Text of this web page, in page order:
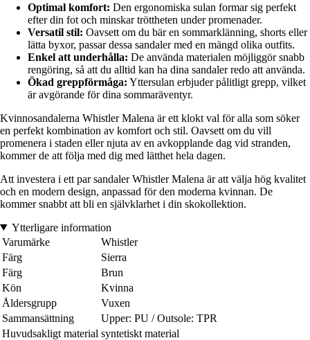
Optimal komfort: Den ergonomiska sulan formar sig perfekt
efter din fot och minskar tröttheten under promenader.
Versatil stil: Oavsett om du bär en sommarklänning, shorts eller
lätta byxor, passar dessa sandaler med en mängd olika outfits.
Enkel att underhålla: De använda materialen möjliggör snabb
rengöring, så att du alltid kan ha dina sandaler redo att använda.
Ökad greppförmåga: Yttersulan erbjuder pålitligt grepp, vilket
är avgörande för dina sommaräventyr.
Kvinnosandalerna Whistler Malena är ett klokt val för alla som söker
en perfekt kombination av komfort och stil. Oavsett om du vill
promenera i staden eller njuta av en avkopplande dag vid stranden,
kommer de att följa med dig med lätthet hela dagen.
Att investera i ett par sandaler Whistler Malena är att välja hög kvalitet
och en modern design, anpassad för den moderna kvinnan. De
kommer snabbt att bli en självklarhet i din skokollektion.
Ytterligare information
Varumärke
Whistler
Färg
Sierra
Färg
Brun
Kön
Kvinna
Åldersgrupp
Vuxen
Sammansättning
Upper: PU / Outsole: TPR
Huvudsakligt material syntetiskt material